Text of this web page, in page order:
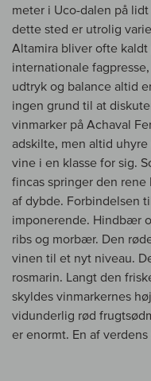
meter i Uco-dalen på
dette sted er utrolig
Altamira bliver ofte
internationale
udtryk og balance altid
ingen grund til at
vinmarker på Achaval
adskilte, men altid
vine i en klasse for sig.
fincas springer den
af dybde. Forbindelsen
imponerende. Hindbær
ribs og morbær. Den
vinen til et nyt niveau.
rosmarin. Langt den
skyldes vinmarkernes
vidunderlig rød
er enormt. En af